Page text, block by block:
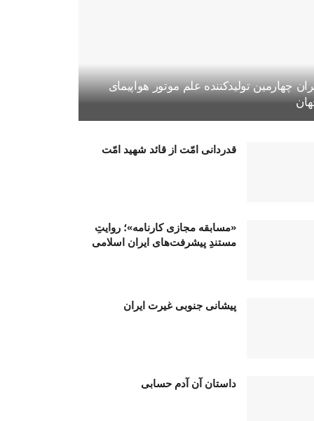
چهارمین تولیدکننده علم موتور هواپیمای
قدردانی امّت از قائد شهید امّت
«مسابقه مجازی کارنامه»؛ روایتِ
مستندِ پیشرفت‌های ایران اسلامی
پیشانی جنوبی غیرت ایران
داستان آن آدم حسابی